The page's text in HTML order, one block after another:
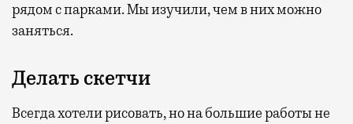
рядом с парками. Мы изучили, чем в них можно
заняться.
Делать скетчи
Всегда хотели рисовать, но на большие работы не